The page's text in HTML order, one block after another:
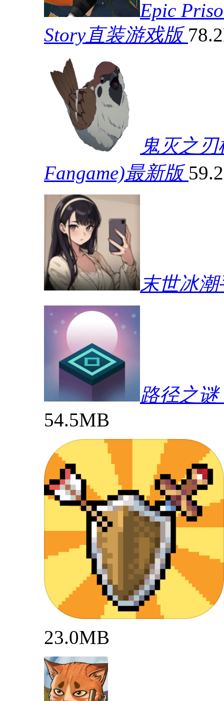
Epic
Story直装游戏版
鬼灭之刃
Fangame)最新版
末世冰潮
路径之谜
54.5MB
23.0MB